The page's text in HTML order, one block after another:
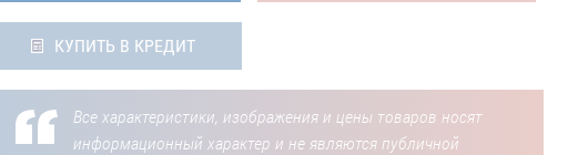
КУПИТЬ В КРЕДИТ
Все характеристики, изображения и цены товаров носят
информационный характер и не являются публичной